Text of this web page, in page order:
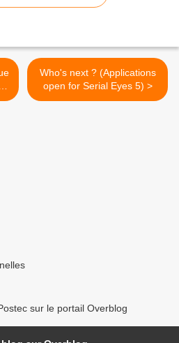
Who's next ? (Applications
open for Serial Eyes 5) >
sur le portail Overblog